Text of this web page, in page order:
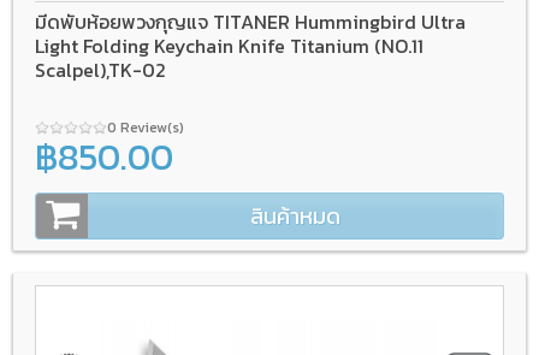
มีดพับห้อยพวงกุญแจ TITANER Hummingbird Ultra
Light Folding Keychain Knife Titanium (NO.11
Scalpel),TK-02
0 Review(s)
฿850.00
สินค้าหมด